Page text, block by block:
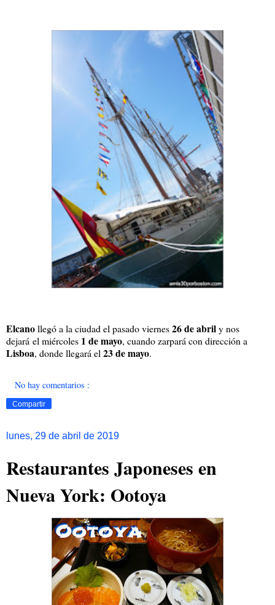
Elcanollegó a la ciudad el pasado viernes26 de abrily nos
dejará el miércoles 1 de mayo, cuando zarpará con dirección a
Lisboa, donde llegará el 23 de mayo.
No hay comentarios :
Compartir
lunes, 29 de abril de 2019
Restaurantes Japoneses en
Nueva York: Ootoya